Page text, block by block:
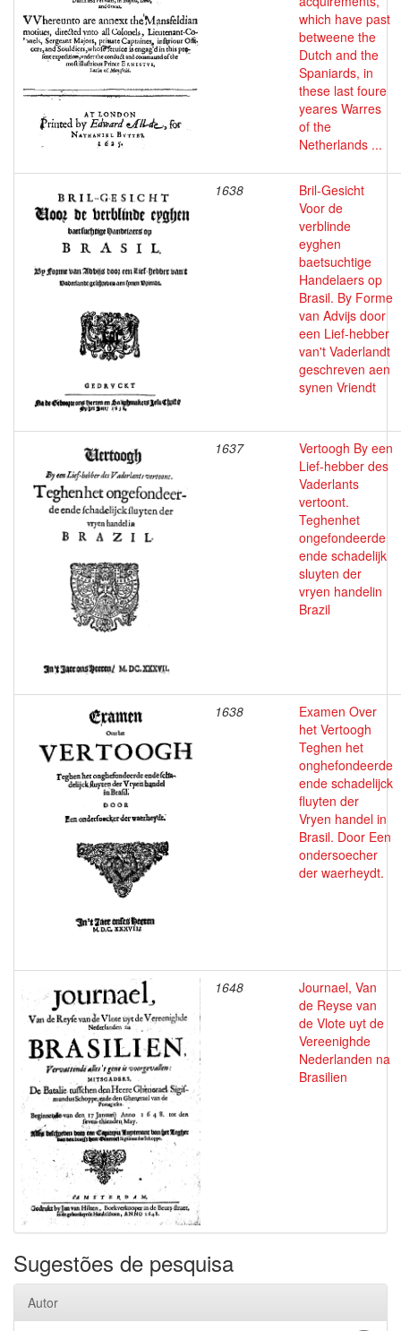
which have past
betweene the
Dutch and the
Spaniards, in
these last foure
yeares Warres
of the
Netherlands ...
1638
Bril-Gesicht
Voor de
verblinde
eyghen
baetsuchtige
Handelaers op
Brasil. By Forme
van Advijs door
een Lief-hebber
van't Vaderlandt
geschreven aen
synen Vriendt
1637
Vertoogh By een
Lief-hebber des
Vaderlants
vertoont.
Teghenhet
ongefondeerde
ende schadelijk
sluyten der
vryen handelin
Brazil
1638
Examen Over
het Vertoogh
Teghen het
onghefondeerde
ende schadelijck
fluyten der
Vryen handel in
Brasil. Door Een
ondersoecher
der waerheydt.
1648
Journael, Van
de Reyse van
de Vlote uyt de
Vereenighde
Nederlanden na
Brasilien
Sugestões de pesquisa
Autor